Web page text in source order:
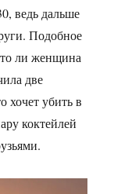
ведь дальше
Подобное
ли женщина
две
хочет убить в
коктейлей